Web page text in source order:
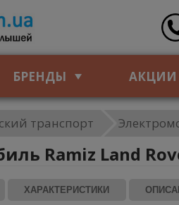
БРЕНДЫ АКЦИИ
транспорт
Ramiz Land
ХАРАКТЕРИСТИКИ